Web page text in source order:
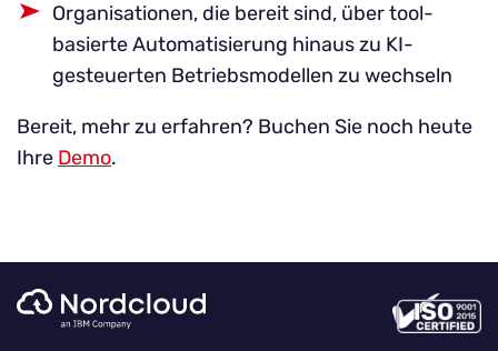
Organisationen, die bereit sind, über tool-
basierte Automatisierung hinaus zu KI-
gesteuerten Betriebsmodellen zu wechseln
Bereit, mehr zu erfahren? Buchen Sie noch heute
Ihre Demo.